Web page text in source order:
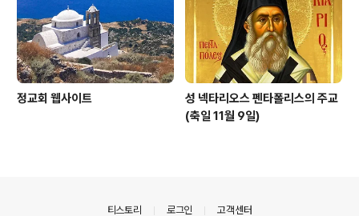
정교회 웹사이트
성 넥타리오스 펜타폴리스의 주교
(축일 11월 9일)
티스토리 로그인 고객센터